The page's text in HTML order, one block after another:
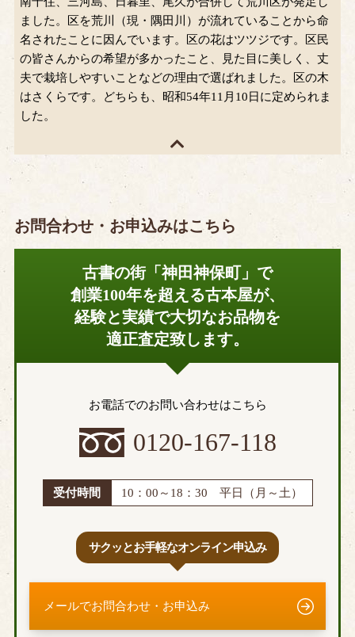
ました。区を荒川（現・隅田川）が流れていることから命
名されたことに因んでいます。区の花はツツジです。区民
の皆さんからの希望が多かったこと、見た目に美しく、丈
夫で栽培しやすいことなどの理由で選ばれました。区の木
はさくらです。どちらも、昭和54年11月10日に定められま
した。
お問合わせ・お申込みはこちら
古書の街「神田神保町」で
創業100年を超える古本屋が、
経験と実績で大切なお品物を
適正査定致します。
お電話でのお問い合わせはこちら
0120-167-118
受付時間 10：00～18：30 平日（月～土）
サクッとお手軽なオンライン申込み
メールでお問合わせ・お申込み